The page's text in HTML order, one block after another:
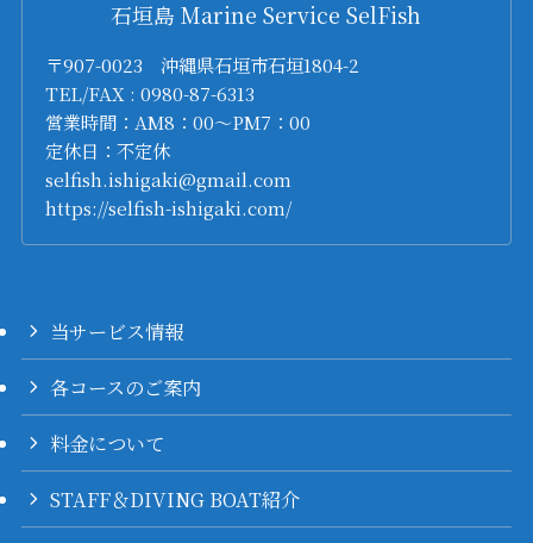
石垣島 Marine Service SelFish
〒907-0023 沖縄県石垣市石垣1804-2
TEL/FAX : 0980-87-6313
営業時間：AM8：00～PM7：00
定休日：不定休
selfish.ishigaki@gmail.com
https://selfish-ishigaki.com/
当サービス情報
各コースのご案内
料金について
STAFF＆DIVING BOAT紹介